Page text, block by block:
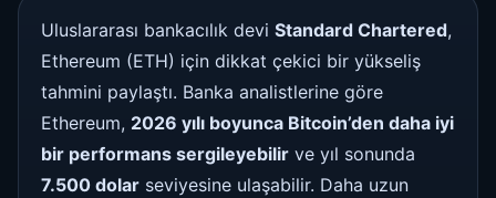
Uluslararası bankacılık devi Standard Chartered,
Ethereum (ETH) için dikkat çekici bir yükseliş
tahmini paylaştı. Banka analistlerine göre
Ethereum, 2026 yılı boyunca Bitcoin’den daha iyi
bir performans sergileyebilir ve yıl sonunda
7.500 dolar seviyesine ulaşabilir. Daha uzun